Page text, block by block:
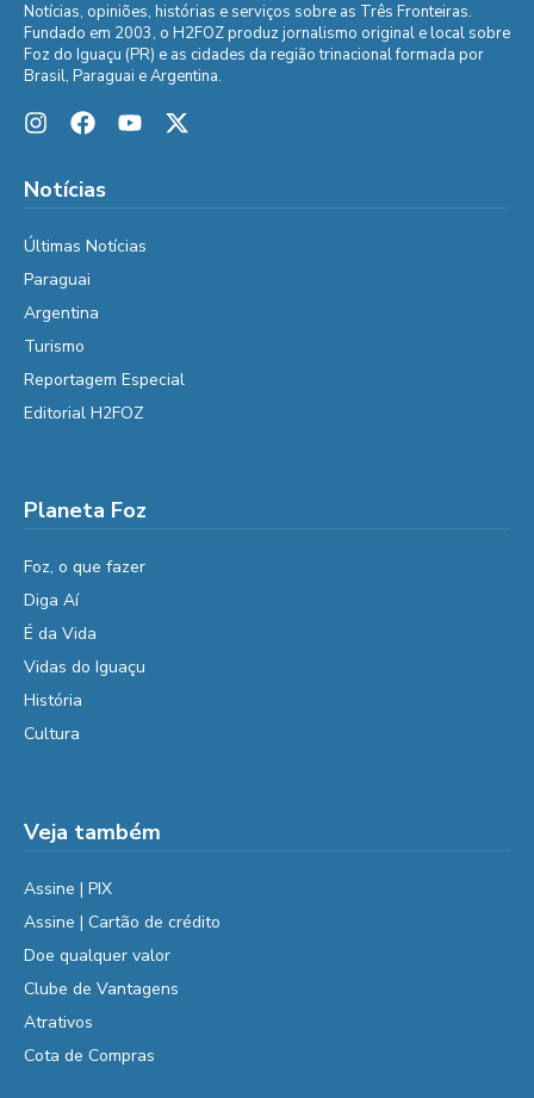
Notícias, opiniões, histórias e serviços sobre as Três Fronteiras.
Fundado em 2003, o H2FOZ produz jornalismo original e local sobre
Foz do Iguaçu (PR) e as cidades da região trinacional formada por
Brasil, Paraguai e Argentina.
Notícias
Últimas Notícias
Paraguai
Argentina
Turismo
Reportagem Especial
Editorial H2FOZ
Planeta Foz
Foz, o que fazer
Diga Aí
É da Vida
Vidas do Iguaçu
História
Cultura
Veja também
Assine | PIX
Assine | Cartão de crédito
Doe qualquer valor
Clube de Vantagens
Atrativos
Cota de Compras